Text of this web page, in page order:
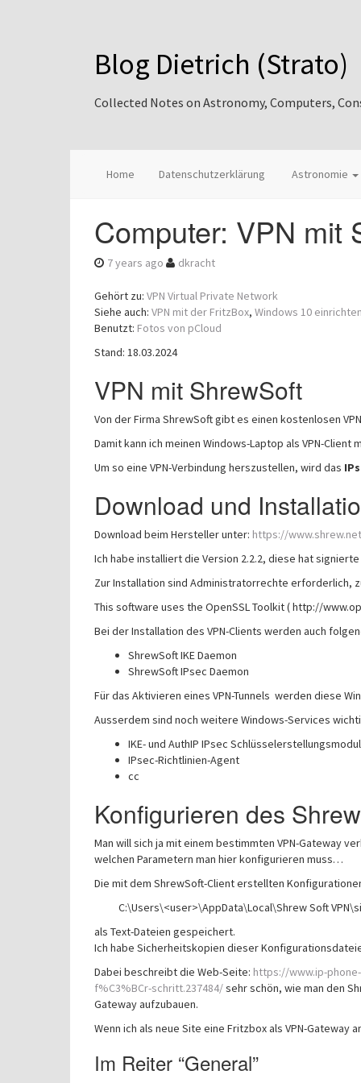
Blog Dietrich (Strato)
Collected Notes on Astronomy, Computers,
Home Datenschutzerklärung Astronomie
Computer: VPN mit
7 years ago dkracht
Gehört zu: VPN Virtual Private Network
Siehe auch: VPN mit der FritzBox, Windows 10
Benutzt: Fotos von pCloud
Stand: 18.03.2024
VPN mit ShrewSoft
Von der Firma ShrewSoft gibt es einen kostenlosen
Damit kann ich meinen Windows-Laptop als VPN-Client
Um so eine VPN-Verbindung herszustellen, wird das
Download und
Download beim Hersteller unter: https://
Ich habe installiert die Version 2.2.2, diese hat
Zur Installation sind Administratorrechte erforderlich,
This software uses the OpenSSL Toolkit ( http://
Bei der Installation des VPN-Clients werden auch
ShrewSoft IKE Daemon
ShrewSoft IPsec Daemon
Für das Aktivieren eines VPN-Tunnels werden diese
Ausserdem sind noch weitere Windows-Services
IKE- und AuthIP IPsec
IPsec-Richtlinien-Agent
cc
Konfigurieren des
Man will sich ja mit einem bestimmten VPN-Gateway
welchen Parametern man hier konfigurieren muss…
Die mit dem ShrewSoft-Client erstellten
C:\Users\<user>\AppData\Local\Shrew Soft
als Text-Dateien gespeichert.
Ich habe Sicherheitskopien dieser
Dabei beschreibt die Web-Seite: https://www.ip-
f%C3%BCr-schritt.237484/sehr schön, wie man den
Gateway aufzubauen.
Wenn ich als neue Site eine Fritzbox als VPN-Gateway
Im Reiter “General”